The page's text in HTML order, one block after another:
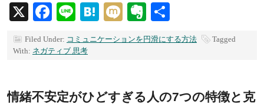
X Facebook
LineHatena
MixiEvernote
有
Filed Under: コミュニケーションを円滑にする方法
Tagged
With: ネガティブ 思考
情緒不安定がひどすぎる人の7つの特徴と克